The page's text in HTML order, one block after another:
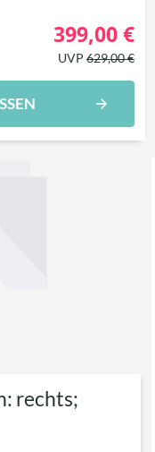
399,00 €
UVP629,00 €
rechts;